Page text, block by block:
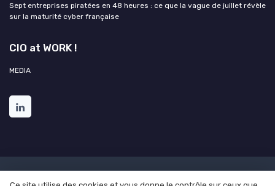
Sept entreprises piratées en 48 heures : ce que la vague de juillet révèle
sur la maturité cyber française
CIO at WORK !
MEDIA